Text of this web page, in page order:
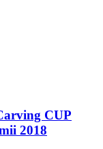
CUP
2018